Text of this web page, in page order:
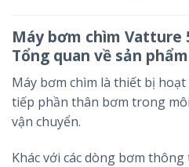
Máy bơm chìm Vatture
Tổng quan về sản phẩm
Máy bơm chìm là thiết bị
tiếp phần thân bơm trong
vận chuyển.
Khác với các dòng bơm